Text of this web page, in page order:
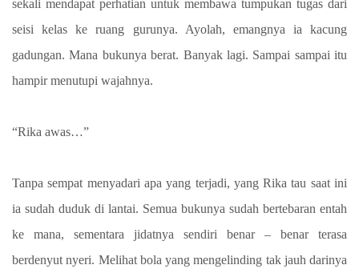
sekali mendapat perhatian untuk membawa tumpukan tugas dari
seisi kelas ke ruang gurunya. Ayolah, emangnya ia kacung
gadungan. Mana bukunya berat. Banyak lagi. Sampai sampai itu
hampir menutupi wajahnya.
“Rika awas…”
Tanpa sempat menyadari apa yang terjadi, yang Rika tau saat ini
ia sudah duduk di lantai. Semua bukunya sudah bertebaran entah
ke mana, sementara jidatnya sendiri benar – benar terasa
berdenyut nyeri. Melihat bola yang mengelinding tak jauh darinya